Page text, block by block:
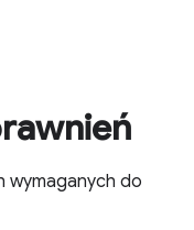
wymaganych do